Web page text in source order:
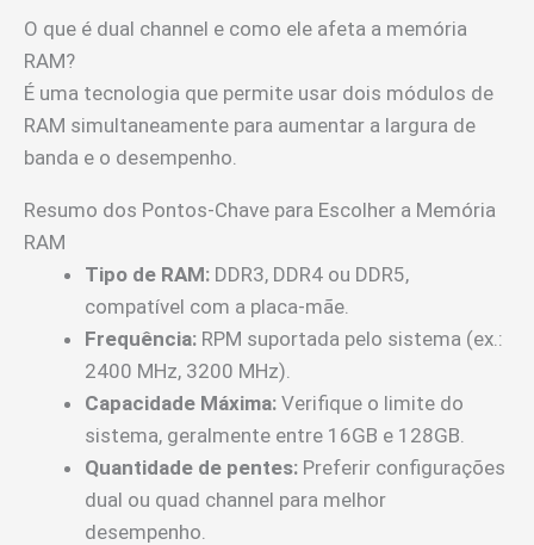
O que é dual channel e como ele afeta a memória
RAM?
É uma tecnologia que permite usar dois módulos de
RAM simultaneamente para aumentar a largura de
banda e o desempenho.
Resumo dos Pontos-Chave para Escolher a Memória
RAM
Tipo de RAM: DDR3, DDR4 ou DDR5,
compatível com a placa-mãe.
Frequência: RPM suportada pelo sistema (ex.:
2400 MHz, 3200 MHz).
Capacidade Máxima: Verifique o limite do
sistema, geralmente entre 16GB e 128GB.
Quantidade de pentes: Preferir configurações
dual ou quad channel para melhor
desempenho.